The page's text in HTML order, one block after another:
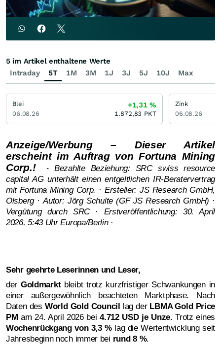
Anzeige/Werbung – Dieser Artikel
erscheint im Auftrag von Fortuna Mining
Corp.!· Bezahlte Beziehung: SRC swiss resource
capital AG unterhält einen entgeltlichen IR-Beratervertrag
mit Fortuna Mining Corp. · Ersteller: JS Research GmbH,
Olsberg · Autor: Jörg Schulte (GF JS Research GmbH) ·
Vergütung durch SRC · Erstveröffentlichung: 30. April
2026, 5:43 Uhr Europa/Berlin ·
Sehr geehrte Leserinnen und Leser,
der Goldmarktbleibt trotz kurzfristiger Schwankungen in
einer außergewöhnlich beachteten Marktphase. Nach
Daten desWorld Gold Council lag der LBMA Gold Price
PM am 24. April 2026 bei4.712 USD je Unze. Trotz eines
Wochenrückgang von 3,3 %lag die Wertentwicklung seit
Jahresbeginn noch immer bei rund 8 %.
Intraday 5T 1M 3M 1J 3J 5J 10J Max
5 im Artikel enthaltene Werte
Blei
06.08.26
+1,31%
1.872,83 PKT
Zink
06.08.26